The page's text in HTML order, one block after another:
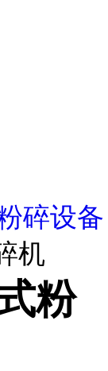
碎设备
机
粉